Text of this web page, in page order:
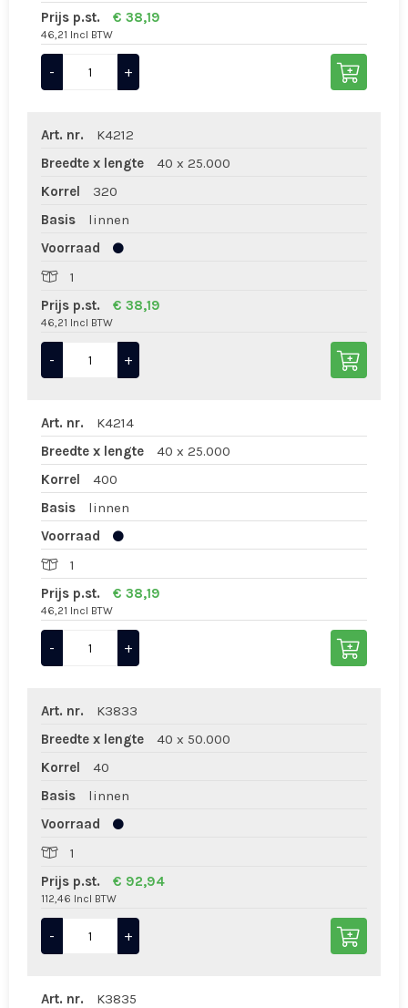
Prijs p.st. € 38,19
46,21 Incl BTW
- +
Art. nr.
K4212
Breedte x lengte
40 x 25.000
Korrel
320
Basis
linnen
Voorraad
1
Prijs p.st.
€ 38,19
46,21 Incl BTW
- +
Art. nr.
K4214
Breedte x lengte
40 x 25.000
Korrel
400
Basis
linnen
Voorraad
1
Prijs p.st.
€ 38,19
46,21 Incl BTW
- +
Art. nr.
K3833
Breedte x lengte
40 x 50.000
Korrel
40
Basis
linnen
Voorraad
1
Prijs p.st.
€ 92,94
112,46 Incl BTW
- +
Art. nr.
K3835